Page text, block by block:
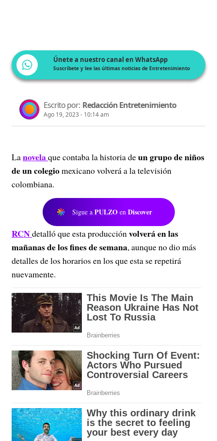
Únete a nuestro canal en WhatsApp
Suscríbete y lee las últimas noticias de Entretenimiento
Escrito por: Redacción Entretenimiento
Ago 19, 2023 - 10:14 am
Lanovelaque contaba la historia deun grupo de niños
de un colegiomexicano volverá a la televisión
colombiana.
Sigue a PULZO en Discover
RCNdetalló que esta producciónvolverá en las
mañanas de los fines de semana, aunque no dio más
detalles de los horarios en los que esta se repetirá
nuevamente.